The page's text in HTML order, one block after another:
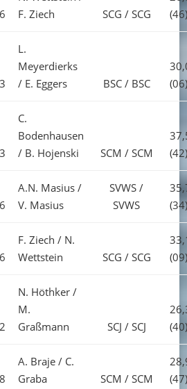
F. Ziech
SCG / SCG
(46)
L.
Meyerdierks
/ E. Eggers
BSC / BSC
(06)
C.
Bodenhausen
/ B. Hojenski
SCM / SCM
(42)
A.N. Masius /
V. Masius
SVWS /
SVWS
(34)
F. Ziech / N.
Wettstein
SCG / SCG
(09)
N. Höthker /
M.
Graßmann
SCJ / SCJ
(40)
A. Braje / C.
Graba
SCM / SCM
(47)